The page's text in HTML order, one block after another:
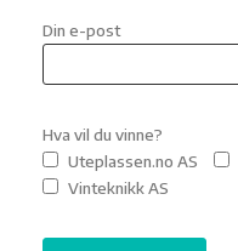
Din e-post
Hva vil du vinne?
Uteplassen.no AS
Vinteknikk AS